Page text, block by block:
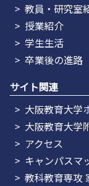
教員・研究室
授業紹介
学生生活
卒業後の進路
サイト関連
大阪教育大学
大阪教育大学
アクセス
キャンパスマ
教科教育専攻